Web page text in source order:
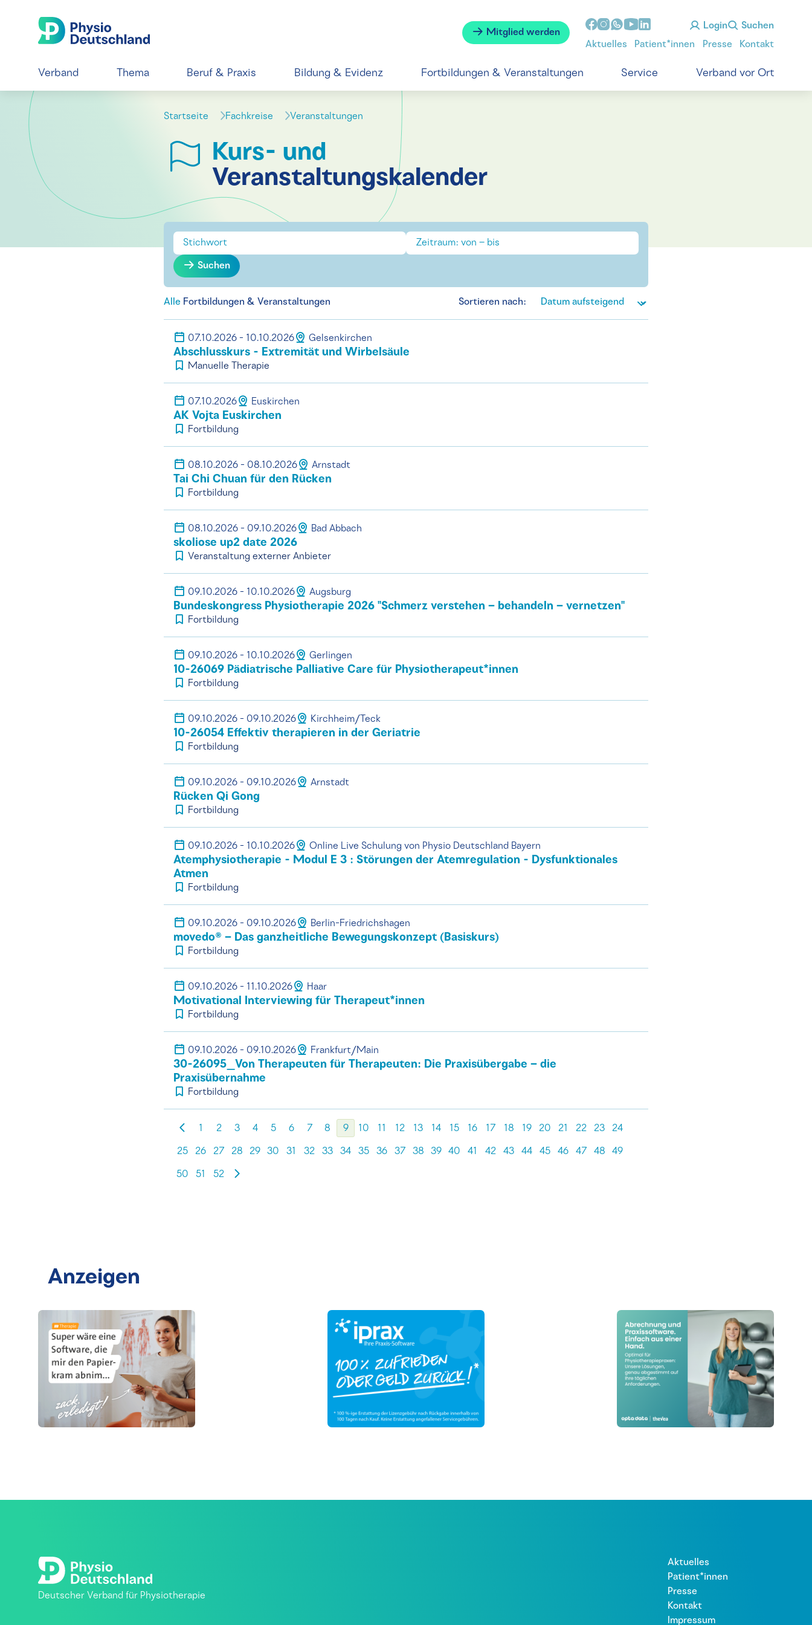
Mitglied werden
Login Suchen
Aktuelles Patient*innen Presse Kontakt
Verband Thema Beruf & Praxis Bildung & Evidenz Fortbildungen & Veranstaltungen Service Verband vor Ort
Startseite Fachkreise Veranstaltungen
Kurs- und
Veranstaltungskalender
Suchen
Alle Fortbildungen & Veranstaltungen Sortieren nach:
07.10.2026 - 10.10.2026 Gelsenkirchen
Abschlusskurs - Extremität und Wirbelsäule
Manuelle Therapie
07.10.2026 Euskirchen
AK Vojta Euskirchen
Fortbildung
08.10.2026 - 08.10.2026 Arnstadt
Tai Chi Chuan für den Rücken
Fortbildung
08.10.2026 - 09.10.2026 Bad Abbach
skoliose up2 date 2026
Veranstaltung externer Anbieter
09.10.2026 - 10.10.2026 Augsburg
Bundeskongress Physiotherapie 2026 ''Schmerz verstehen – behandeln – vernetzen''
Fortbildung
09.10.2026 - 10.10.2026 Gerlingen
10-26069 Pädiatrische Palliative Care für Physiotherapeut*innen
Fortbildung
09.10.2026 - 09.10.2026 Kirchheim/Teck
10-26054 Effektiv therapieren in der Geriatrie
Fortbildung
09.10.2026 - 09.10.2026 Arnstadt
Rücken Qi Gong
Fortbildung
09.10.2026 - 10.10.2026 Online Live Schulung von Physio Deutschland Bayern
Atemphysiotherapie - Modul E 3 : Störungen der Atemregulation - Dysfunktionales
Atmen
Fortbildung
09.10.2026 - 09.10.2026 Berlin-Friedrichshagen
movedo® – Das ganzheitliche Bewegungskonzept (Basiskurs)
Fortbildung
09.10.2026 - 11.10.2026 Haar
Motivational Interviewing für Therapeut*innen
Fortbildung
09.10.2026 - 09.10.2026 Frankfurt/Main
30-26095_Von Therapeuten für Therapeuten: Die Praxisübergabe – die
Praxisübernahme
Fortbildung
1 2 3 4 5 6 7 8 9 10 11 12 13 14 15 16 17 18 19 20 21 22 23 24
25 26 27 28 29 30 31 32 33 34 35 36 37 38 39 40 41 42 43 44 45 46 47 48 49
50 51 52
Anzeigen
Deutscher Verband für Physiotherapie
Aktuelles
Patient*innen
Presse
Kontakt
Impressum